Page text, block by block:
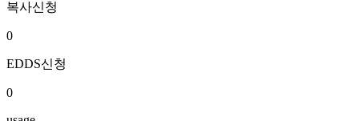
복사신청
0
EDDS신청
0